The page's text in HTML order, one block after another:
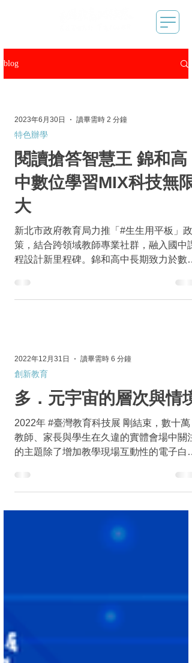
blog
2023年6月30日 讀畢需時 2 分鐘
特色辦學
閱讀搶答智慧王 錦和高
中數位學習MIX科技無限
大
新北市政府教育局力推「#生生用平板」政
策，結合跨領域教師專業社群，融入國中課
程設計新里程碑。錦和高中長期致力於數位
域教學共備社群，發展多元的科技融入課
程，包括國中部「能源好好玩」科技與自然
2022年12月31日 讀畢需時 6 分鐘
創新教育
多．元宇宙的層次與情境
2022年 #臺灣教育科技展 剛結束，數十萬
教師、家長與學生在久違的實體會場中關注
的主題除了增加教學現場互動性的電子白
板 政策下相關資源外，教育部、新北市等
府單位以及數家廠商展示的「#元宇宙」更
是教育展的重中之中，到處都能看到戴著...